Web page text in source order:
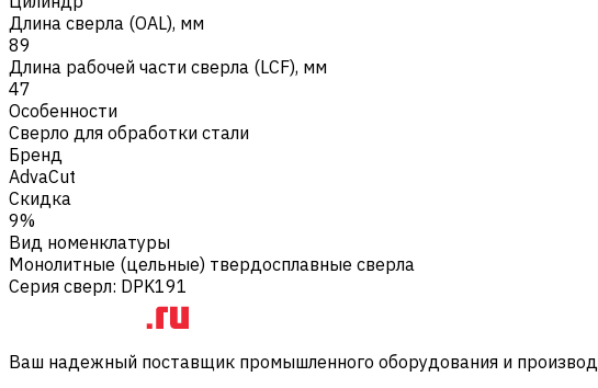
Длина сверла (OAL), мм
89
Длина рабочей части сверла (LCF), мм
47
Особенности
Сверло для обработки стали
Бренд
AdvaCut
Скидка
9%
Вид номенклатуры
Монолитные (цельные) твердосплавные сверла
Серия сверл: DPK191
Ваш надежный поставщик промышленного оборудования и